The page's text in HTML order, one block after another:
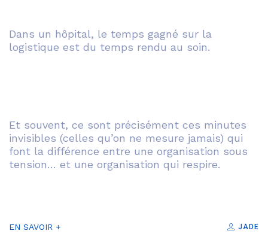
Dans un hôpital, le temps gagné sur la
logistique est du temps rendu au soin.
Et souvent, ce sont précisément ces minutes
invisibles (celles qu’on ne mesure jamais) qui
font la différence entre une organisation sous
tension… et une organisation qui respire.
EN SAVOIR + JADE